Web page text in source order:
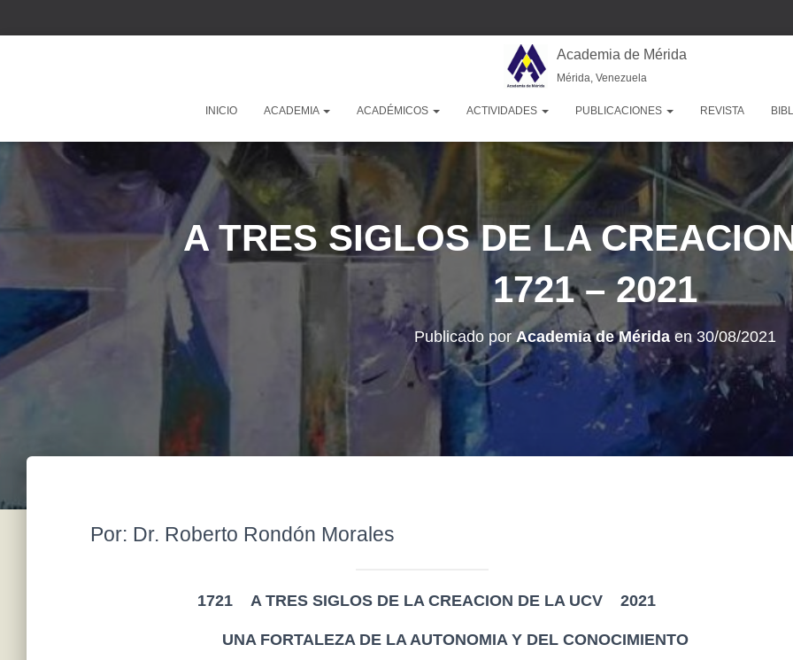
Academia de Mérida
Mérida, Venezuela
INICIO ACADEMIA ACADÉMICOS ACTIVIDADES PUBLICACIONES REVISTA
A TRES SIGLOS DE LA
1721 – 2021
Publicado porAcademia de Méridaen 30/08/2021
Por: Dr. Roberto Rondón Morales
1721 A TRES SIGLOS DE LA CREACION DE LA UCV 2021
UNA FORTALEZA DE LA AUTONOMIA Y DEL CONOCIMIENTO